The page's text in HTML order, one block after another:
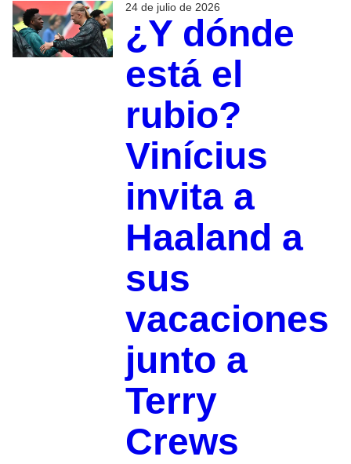
24 de julio de 2026
¿Y dónde
está el
rubio?
Vinícius
invita a
Haaland a
sus
vacaciones
junto a
Terry
Crews